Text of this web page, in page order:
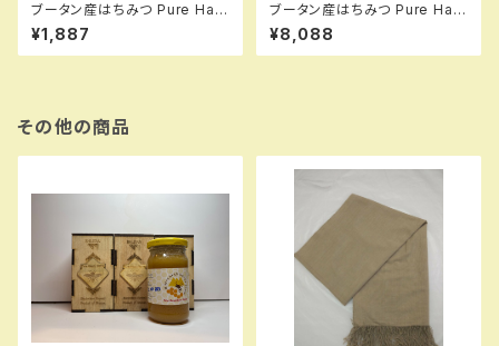
ブータン産はちみつ Pure Hap
py Honey BUCKWHEAT（ピ
ンクのそばの花）スティック20
¥1,887
ブータン産はちみつ Pure Hap
py Honey BUCKWHEAT（ピ
ンクのそばの花）スティック100
¥8,088
その他の商品